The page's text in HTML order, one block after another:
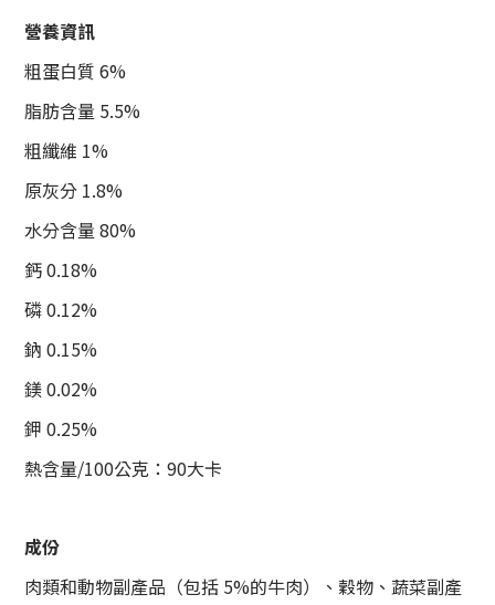
營養資訊
粗蛋白質 6%
脂肪含量 5.5%
粗纖維 1%
原灰分 1.8%
水分含量 80%
鈣 0.18%
磷 0.12%
鈉 0.15%
鎂 0.02%
鉀 0.25%
熱含量/100公克：90大卡
成份
肉類和動物副產品（包括 5%的牛肉）、穀物、蔬菜副產